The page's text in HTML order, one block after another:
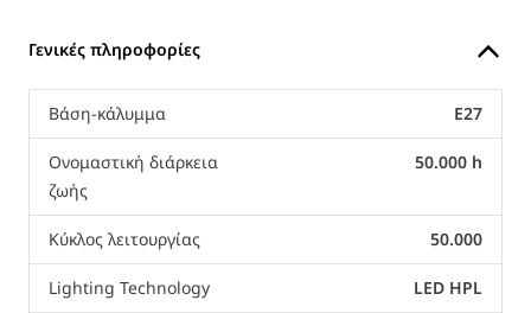
Γενικές πληροφορίες
Βάση-κάλυμμα E27
Ονομαστική διάρκεια
ζωής
50.000 h
Κύκλος λειτουργίας 50.000
Lighting Technology LED HPL